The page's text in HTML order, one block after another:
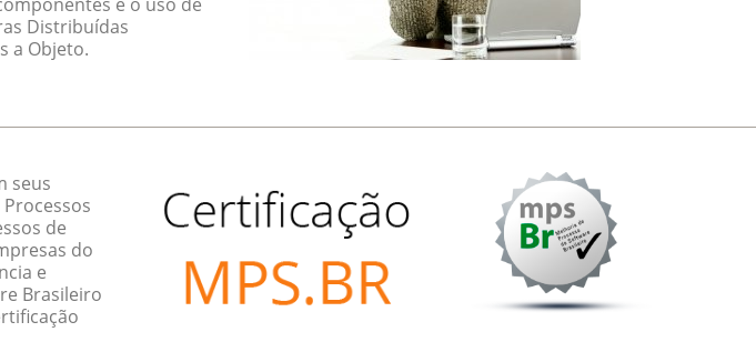
Distribuídas
a Objeto.
seus
de
do
e
Brasileiro